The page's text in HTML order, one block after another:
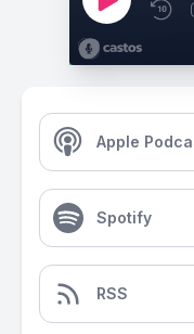
Apple
Spotify
RSS